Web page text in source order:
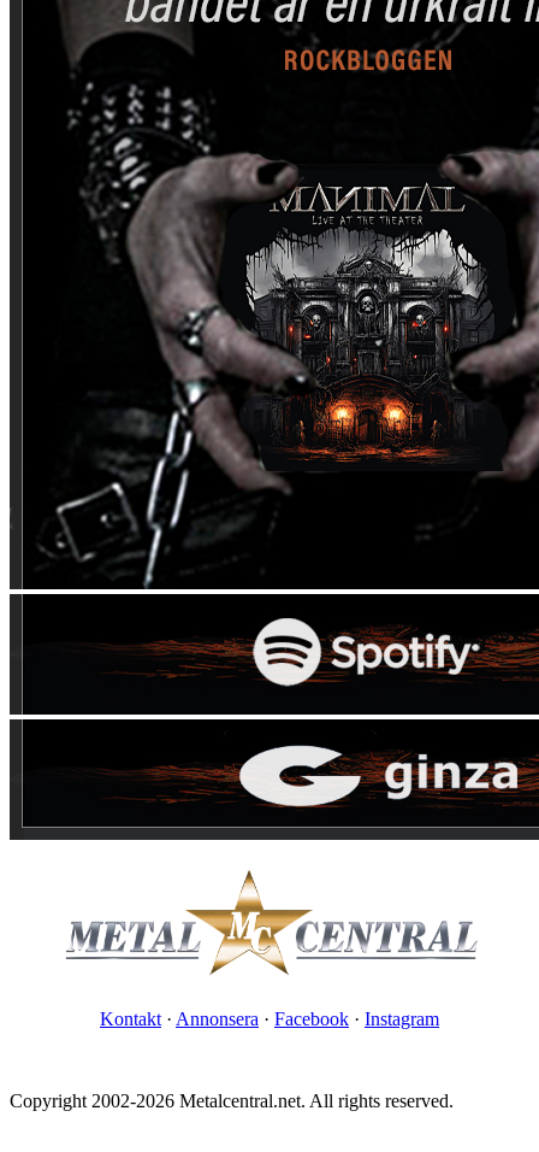
Kontakt · Annonsera · Facebook · Instagram
Copyright 2002-2026 Metalcentral.net. All rights reserved.